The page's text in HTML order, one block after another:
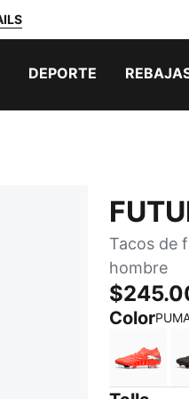
DEPORTE
Tacos de
hombre
Color